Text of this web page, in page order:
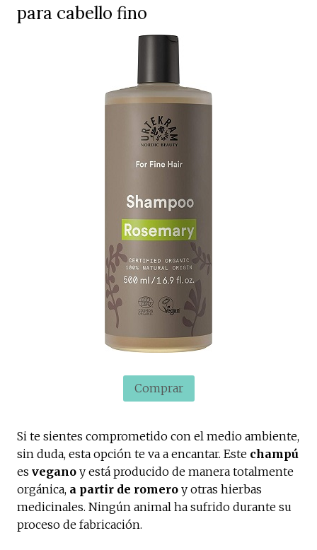
para cabello fino
Comprar
Si te sientes comprometido con el medio ambiente,
sin duda, esta opción te va a encantar. Este champú
es vegano y está producido de manera totalmente
orgánica, a partir de romero y otras hierbas
medicinales. Ningún animal ha sufrido durante su
proceso de fabricación.